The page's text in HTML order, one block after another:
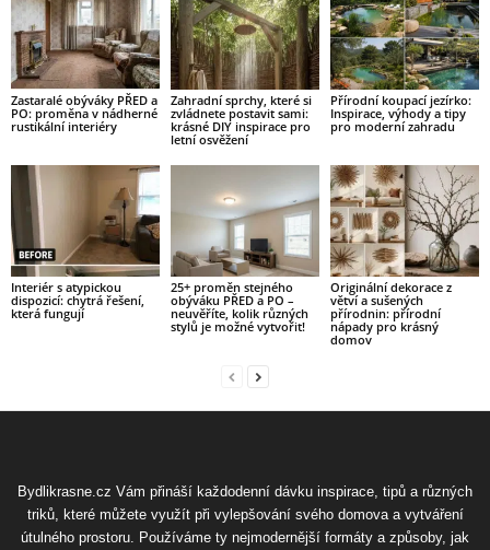
Zastaralé obýváky PŘED a
PO: proměna v nádherné
rustikální interiéry
Zahradní sprchy, které si
zvládnete postavit sami:
krásné DIY inspirace pro
letní osvěžení
Přírodní koupací jezírko:
Inspirace, výhody a tipy
pro moderní zahradu
Interiér s atypickou
dispozicí: chytrá řešení,
která fungují
25+ proměn stejného
obýváku PŘED a PO –
neuvěříte, kolik různých
stylů je možné vytvořit!
Originální dekorace z
větví a sušených
přírodnin: přírodní
nápady pro krásný
domov
Bydlikrasne.cz Vám přináší každodenní dávku inspirace, tipů a různých
triků, které můžete využít při vylepšování svého domova a vytváření
útulného prostoru. Používáme ty nejmodernější formáty a způsoby, jak